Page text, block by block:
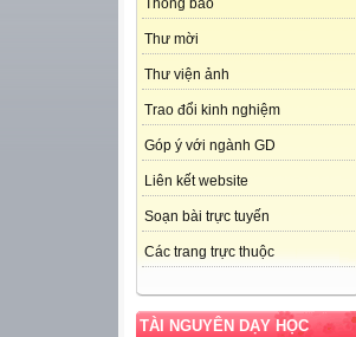
Thông báo
Thư mời
Thư viện ảnh
Trao đổi kinh nghiệm
Góp ý với ngành GD
Liên kết website
Soạn bài trực tuyến
Các trang trực thuộc
TÀI NGUYÊN DẠY HỌC